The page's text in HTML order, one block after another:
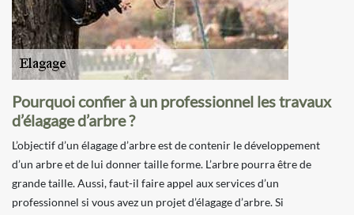
Pourquoi confier à un professionnel les travaux
d’élagage d’arbre ?
L’objectif d’un élagage d’arbre est de contenir le développement
d’un arbre et de lui donner taille forme. L’arbre pourra être de
grande taille. Aussi, faut-il faire appel aux services d’un
professionnel si vous avez un projet d’élagage d’arbre. Si